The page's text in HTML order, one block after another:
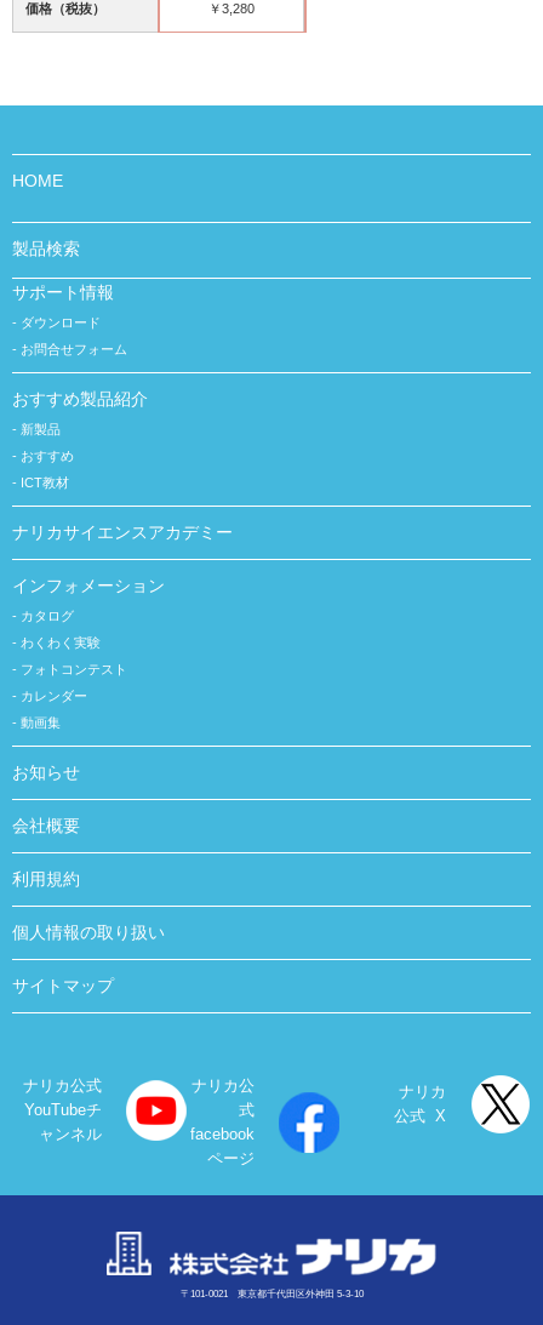
価格（税抜） ￥3,280
HOME
製品検索
サポート情報
ダウンロード
お問合せフォーム
おすすめ製品紹介
新製品
おすすめ
ICT教材
ナリカサイエンスアカデミー
インフォメーション
カタログ
わくわく実験
フォトコンテスト
カレンダー
動画集
お知らせ
会社概要
利用規約
個人情報の取り扱い
サイトマップ
ナリカ公式
YouTubeチ
ャンネル
ナリカ公
式
facebook
ページ
ナリカ
公式 X
〒101-0021 東京都千代田区外神田 5-3-10